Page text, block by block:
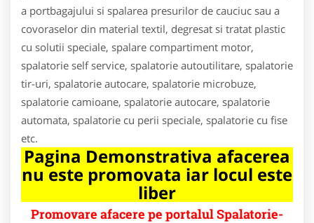
a portbagajului si spalarea presurilor de cauciuc sau a
covoraselor din material textil, degresat si tratat plastic
cu solutii speciale, spalare compartiment motor,
spalatorie self service, spalatorie autoutilitare, spalatorie
tir-uri, spalatorie autocare, spalatorie microbuze,
spalatorie camioane, spalatorie autocare, spalatorie
automata, spalatorie cu perii speciale, spalatorie cu fise
etc.
Pagina Demonstrativa afacerea
nu este promovata iar locul este
liber
Promovare afacere pe portalul Spalatorie-